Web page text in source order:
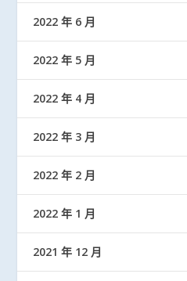
2022 年 6 月
2022 年 5 月
2022 年 4 月
2022 年 3 月
2022 年 2 月
2022 年 1 月
2021 年 12 月